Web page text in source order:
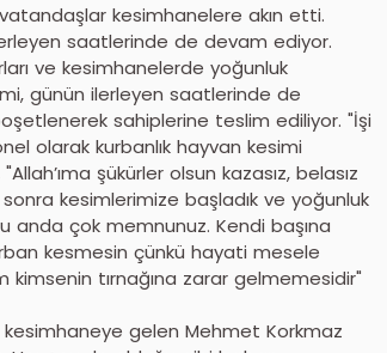
kesimhanelere akın etti.
saatlerinde de devam ediyor.
ve kesimhanelerde yoğunluk
günün ilerleyen saatlerinde de
sahiplerine teslim ediliyor. "İşi
olarak kurbanlık hayvan kesimi
şükürler olsun kazasız, belasız
kesimlerimize başladık ve yoğunluk
anda çok memnunuz. Kendi başına
kesmesin çünkü hayati mesele
kimsenin tırnağına zarar gelmemesidir"
kesimhaneye gelen Mehmet Korkmaz